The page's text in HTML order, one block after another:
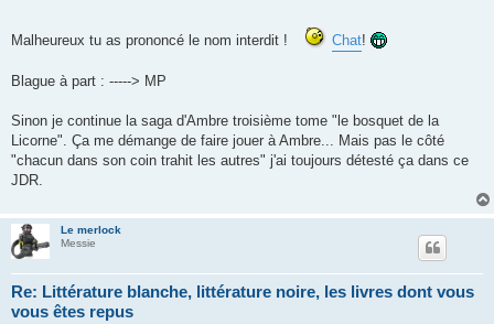
Malheureux tu as prononcé le nom interdit ! Chat!
Blague à part : -----> MP
Sinon je continue la saga d'Ambre troisième tome "le bosquet de la
Licorne". Ça me démange de faire jouer à Ambre... Mais pas le côté
"chacun dans son coin trahit les autres" j'ai toujours détesté ça dans ce
JDR.
Le merlock
Messie
Re: Littérature blanche, littérature noire, les livres dont vous
vous êtes repus